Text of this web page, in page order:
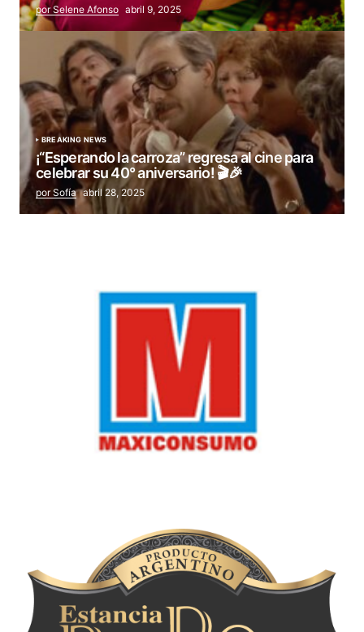
por Selene Afonso abril 9, 2025
BREAKING NEWS
¡“Esperando la carroza” regresa al cine para
celebrar su 40° aniversario! 🎬🎉
por Sofía abril 28, 2025